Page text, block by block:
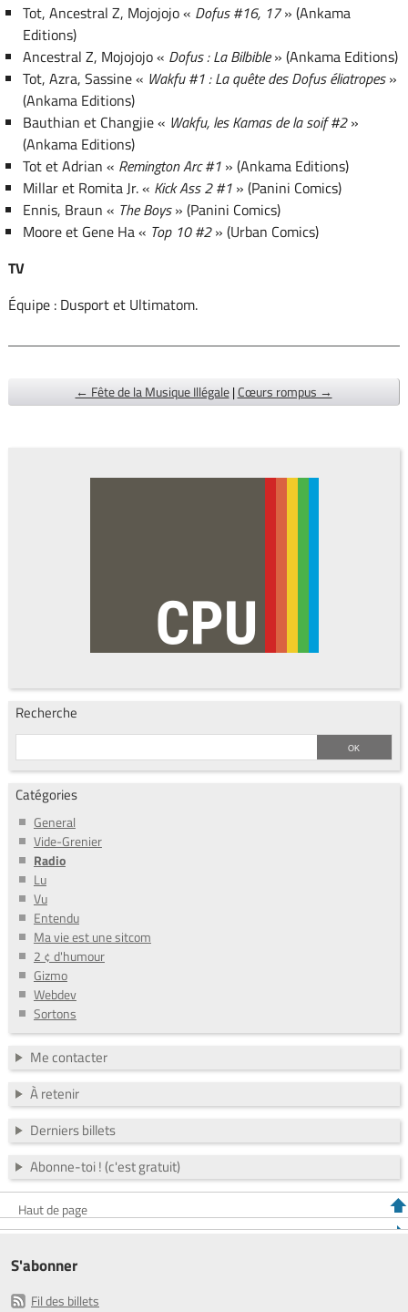
Tot, Ancestral Z, Mojojojo « Dofus #16, 17» (Ankama
Editions)
Ancestral Z, Mojojojo « Dofus : La Bilbible» (Ankama Editions)
Tot, Azra, Sassine « Wakfu #1 : La quête des Dofus éliatropes»
(Ankama Editions)
Bauthian et Changjie « Wakfu, les Kamas de la soif #2»
(Ankama Editions)
Tot et Adrian « Remington Arc #1» (Ankama Editions)
Millar et Romita Jr. « Kick Ass 2 #1» (Panini Comics)
Ennis, Braun « The Boys» (Panini Comics)
Moore et Gene Ha « Top 10 #2» (Urban Comics)
TV
Équipe : Dusport et Ultimatom.
← Fête de la Musique Illégale |Cœurs rompus →
Recherche
Catégories
General
Vide-Grenier
Radio
Lu
Vu
Entendu
Ma vie est une sitcom
2 ¢ d'humour
Gizmo
Webdev
Sortons
Me contacter
À retenir
Derniers billets
Abonne-toi ! (c'est gratuit)
Haut de page
S'abonner
Fil des billets